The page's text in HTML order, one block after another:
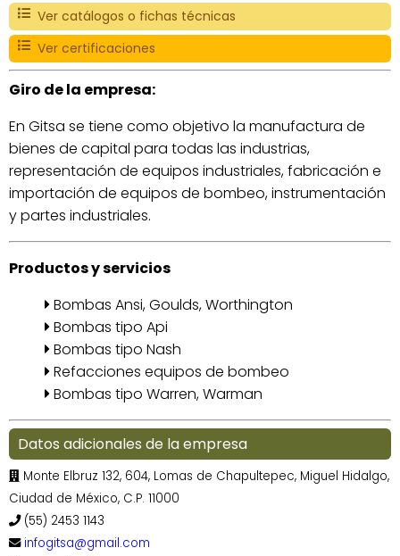
Ver catálogos o fichas técnicas
Ver certificaciones
Giro de la empresa:
En Gitsa se tiene como objetivo la manufactura de
bienes de capital para todas las industrias,
representación de equipos industriales, fabricación e
importación de equipos de bombeo, instrumentación
y partes industriales.
Productos y servicios
Bombas Ansi, Goulds, Worthington
Bombas tipo Api
Bombas tipo Nash
Refacciones equipos de bombeo
Bombas tipo Warren, Warman
Datos adicionales de la empresa
Monte Elbruz 132, 604, Lomas de Chapultepec, Miguel Hidalgo,
Ciudad de México, C.P. 11000
(55) 2453 1143
infogitsa@gmail.com